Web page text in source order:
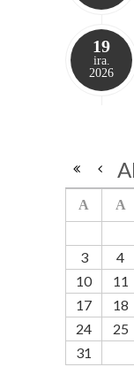
19
ira.
2026
A A
3
4
10
11
17
18
24
25
31